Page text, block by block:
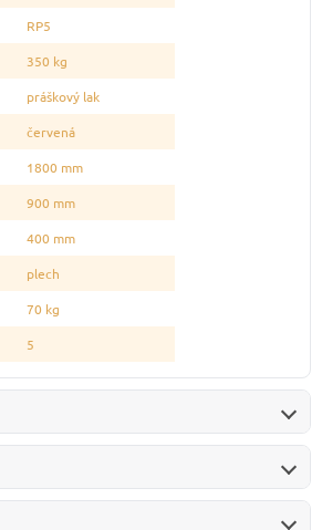
RP5
350 kg
práškový lak
červená
1800 mm
900 mm
400 mm
plech
70 kg
5